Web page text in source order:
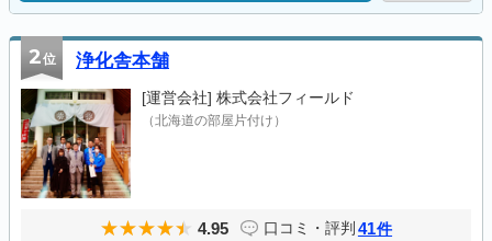
2位 浄化舎本舗
[運営会社] 株式会社フィールド
（北海道の部屋片付け）
4.95 口コミ・評判 41件